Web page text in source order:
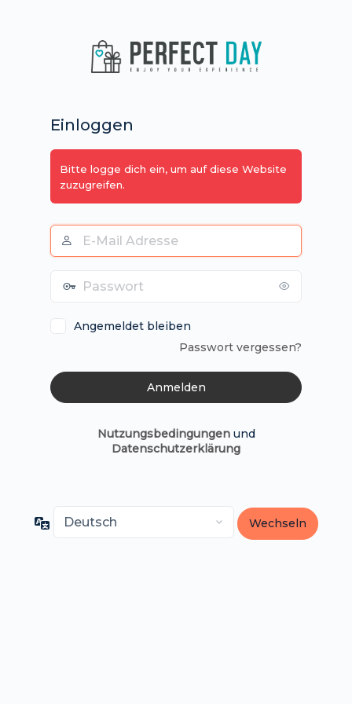
Einloggen
Bitte logge dich ein, um auf diese Website
zuzugreifen.
E-
Mail
Angemeldet bleiben
Passwort vergessen?
Nutzungsbedingungenund
Datenschutzerklärung
Sprache